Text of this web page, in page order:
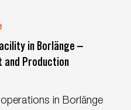
in Borlänge –
and Production
in Borlänge